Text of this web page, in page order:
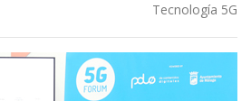
Tecnología 5G